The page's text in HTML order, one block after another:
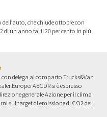
che chiude ottobre con
un anno fa: il 20 per cento in più.
delega al comparto Trucks&Van
Europei AECDR si è espresso
generale Azione per il clima
sui target di emissione di CO2 dei